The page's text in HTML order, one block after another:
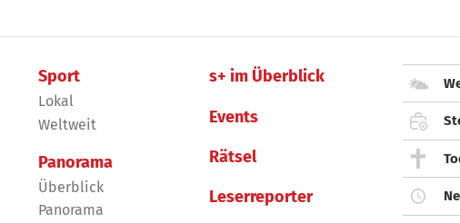
Sport
Lokal
Weltweit
Panorama
Überblick
Panorama
s+ im Überblick
Events
Rätsel
Leserreporter